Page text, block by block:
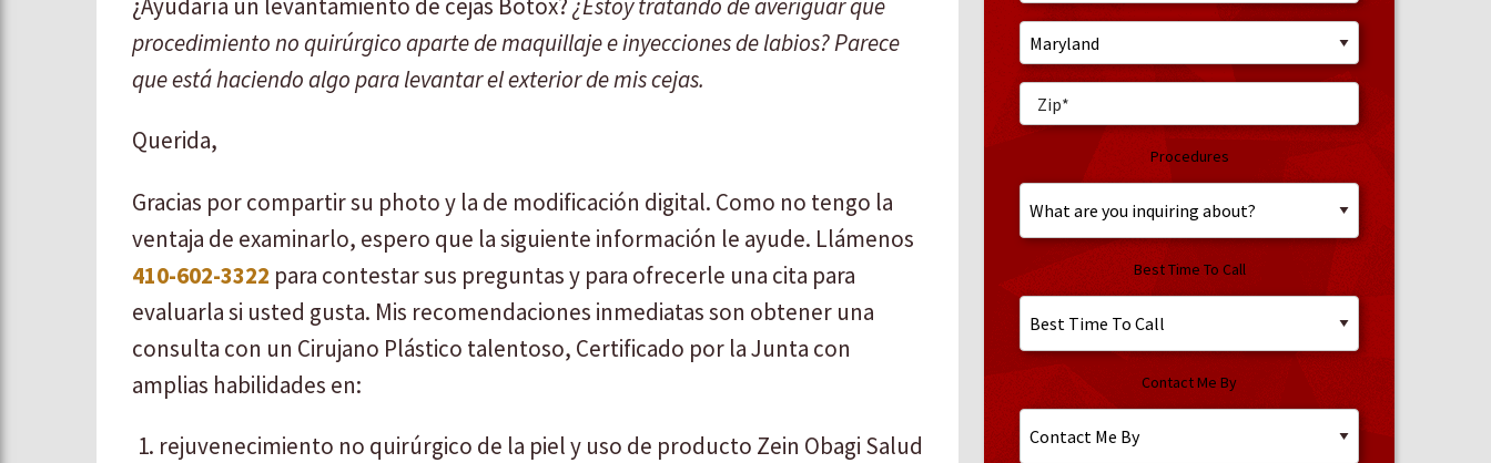
¿Ayudaría un levantamiento de cejas Botox?¿Estoy tratando de averiguar qué
procedimiento no quirúrgico aparte de maquillaje e inyecciones de labios? Parece
que está haciendo algo para levantar el exterior de mis cejas.
Querida,
Gracias por compartir su photo y la de modificación digital. Como no tengo la
ventaja de examinarlo, espero que la siguiente información le ayude. Llámenos
410-602-3322 para contestar sus preguntas y para ofrecerle una cita para
evaluarla si usted gusta. Mis recomendaciones inmediatas son obtener una
consulta con un Cirujano Plástico talentoso, Certificado por la Junta con
amplias habilidades en:
rejuvenecimiento no quirúrgico de la piel y uso de producto Zein Obagi Salud
Procedures
Best Time To Call
Contact Me By